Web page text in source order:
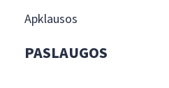
Apklausos
PASLAUGOS